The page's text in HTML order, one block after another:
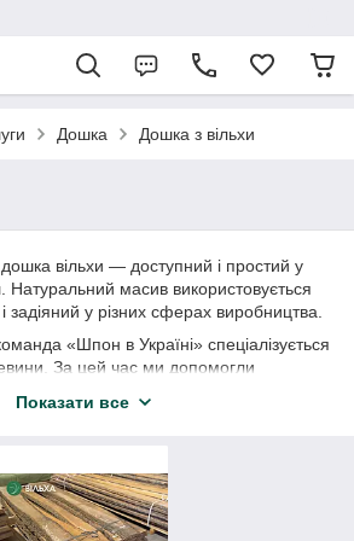
Дошка Дошка з вільхи
вільхи — доступний і простий у
Натуральний масив використовується
задіяний у різних сферах виробництва.
«Шпон в Україні» спеціалізується
За цей час ми допомогли
життя різні за стилем і масштабом
І;
Показати все